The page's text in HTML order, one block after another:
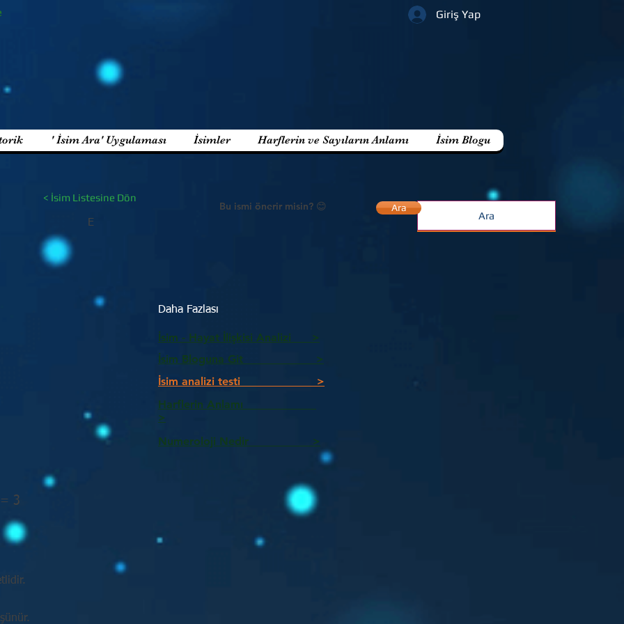
Giriş Yap
' İsim Ara' Uygulaması İsimler Harflerin ve Sayıların Anlamı İsim Blogu
< İsim Listesine Dön
E
Bu ismi önerir misin? 😊
Daha Fazlası
İsim - Hayat İlişkisi Analizi >
İsim Bloguna Git >
İsim analizi testi >
Harflerin Anlamı
>
Numeroloji Nedir_________ >
3
Ara